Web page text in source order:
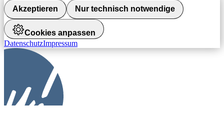
Akzeptieren Nur technisch notwendige
Cookies anpassen
DatenschutzImpressum